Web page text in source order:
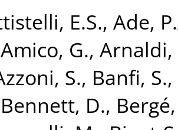
E.S., Ade,
Amico, G., Arnaldi,
S., Banfi, S.,
Bennett, D.,